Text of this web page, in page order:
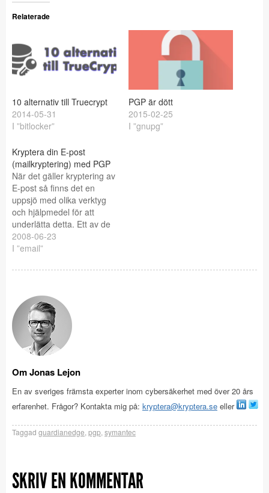
Relaterade
10 alternativ till Truecrypt
2014-05-31
I ”bitlocker”
PGP är dött
2015-02-25
I ”gnupg”
Kryptera din E-post
(mailkryptering) med PGP
När det gäller kryptering av
E-post så finns det en
uppsjö med olika verktyg
och hjälpmedel för att
underlätta detta. Ett av de
vanligaste och mest
populära
heter PGP och uppfanns
PGP är ett såkallad
hybridkrypto och använder
sig av två olika krypton
samt så…
2008-06-23
I ”email”
Om Jonas Lejon
En av sveriges främsta experter inom cybersäkerhet med över 20 års
erfarenhet. Frågor? Kontakta mig på: kryptera@kryptera.se eller
Taggad guardianedge,pgp,symantec
SKRIV EN KOMMENTAR